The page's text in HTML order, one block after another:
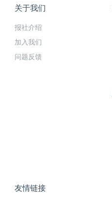
关于我们
报社介绍
加入我们
问题反馈
友情链接